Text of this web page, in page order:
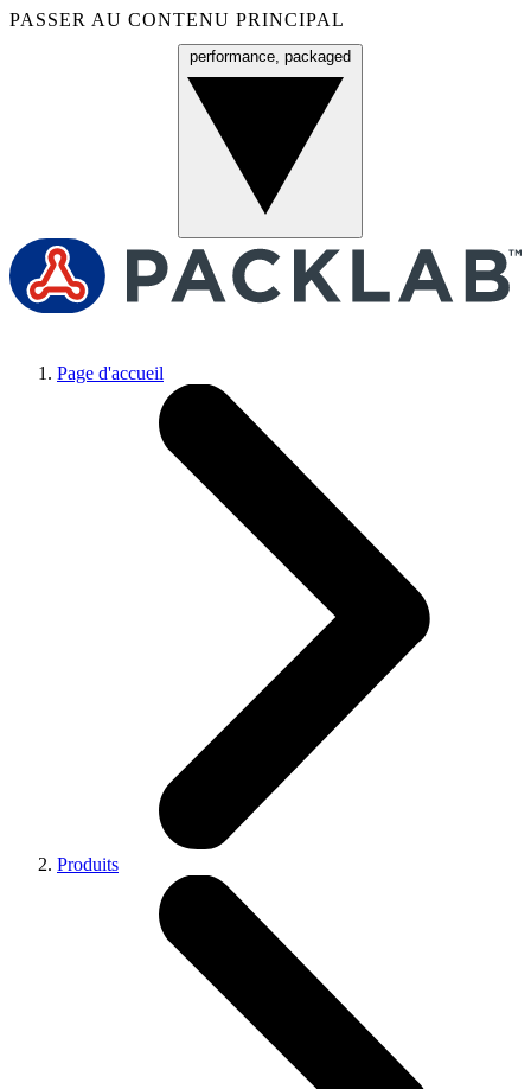
PASSER AU CONTENU PRINCIPAL
performance, packaged
Page d'accueil
Produits